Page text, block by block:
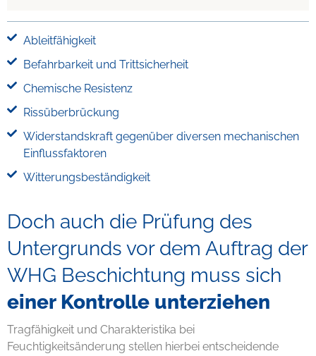
Ableitfähigkeit
Befahrbarkeit und Trittsicherheit
Chemische Resistenz
Rissüberbrückung
Widerstandskraft gegenüber diversen mechanischen
Einflussfaktoren
Witterungsbeständigkeit
Doch auch die Prüfung des
Untergrunds vor dem Auftrag der
WHG Beschichtung muss sich
einer Kontrolle unterziehen
Tragfähigkeit und Charakteristika bei
Feuchtigkeitsänderung stellen hierbei entscheidende